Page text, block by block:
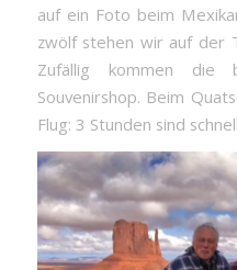
auf ein Foto beim
zwölf stehen wir auf der
Zufällig kommen die
Souvenirshop. Beim
Flug: 3 Stunden sind